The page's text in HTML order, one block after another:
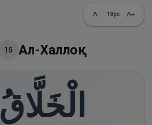
A- 18px A+
15 Ал-Халлоқ
الْخَلَّاقُ